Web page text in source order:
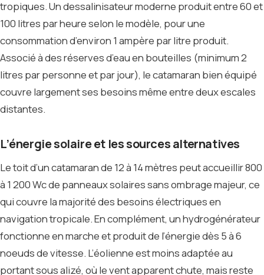
tropiques. Un dessalinisateur moderne produit entre 60 et
100 litres par heure selon le modèle, pour une
consommation d’environ 1 ampère par litre produit.
Associé à des réserves d’eau en bouteilles (minimum 2
litres par personne et par jour), le catamaran bien équipé
couvre largement ses besoins même entre deux escales
distantes.
L’énergie solaire et les sources alternatives
Le toit d’un catamaran de 12 à 14 mètres peut accueillir 800
à 1 200 Wc de panneaux solaires sans ombrage majeur, ce
qui couvre la majorité des besoins électriques en
navigation tropicale. En complément, un hydrogénérateur
fonctionne en marche et produit de l’énergie dès 5 à 6
noeuds de vitesse. L’éolienne est moins adaptée au
portant sous alizé, où le vent apparent chute, mais reste